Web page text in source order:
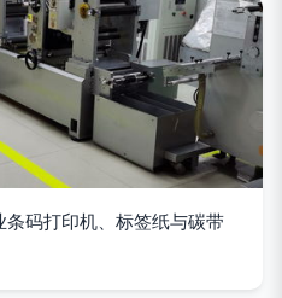
码打印机、标签纸与碳带